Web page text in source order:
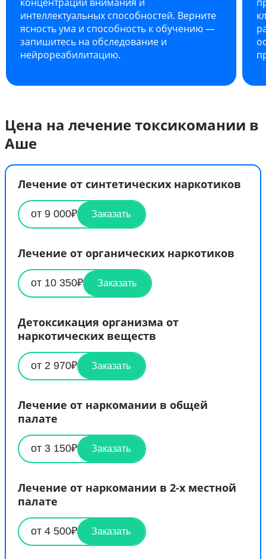
интеллектуальных способностей. Верните
ясность ума и способность к обучению —
запишитесь на обследование и
нейрореабилитацию.
Цена на лечение токсикомании в
Аше
Лечение от синтетических наркотиков
от 9 000₽ Заказать
Лечение от органических наркотиков
от 10 350₽ Заказать
Детоксикация организма от
наркотических веществ
от 2 970₽ Заказать
Лечение от наркомании в общей
палате
от 3 150₽ Заказать
Лечение от наркомании в 2-х местной
палате
от 4 500₽ Заказать